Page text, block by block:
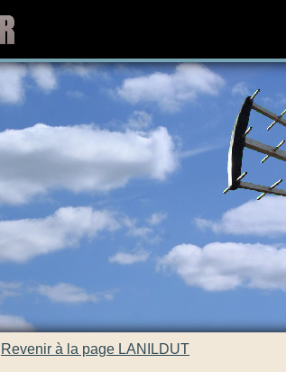
Revenir à la page LANILDUT